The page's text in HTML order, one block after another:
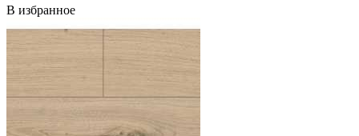
В избранное